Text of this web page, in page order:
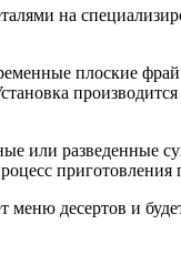
на
плоские
или разведенные
приготовления
десертов и